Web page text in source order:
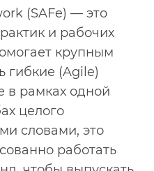
(SAFe) — это
и рабочих
крупным
гибкие (Agile)
в рамках одной
целого
словами, это
работать